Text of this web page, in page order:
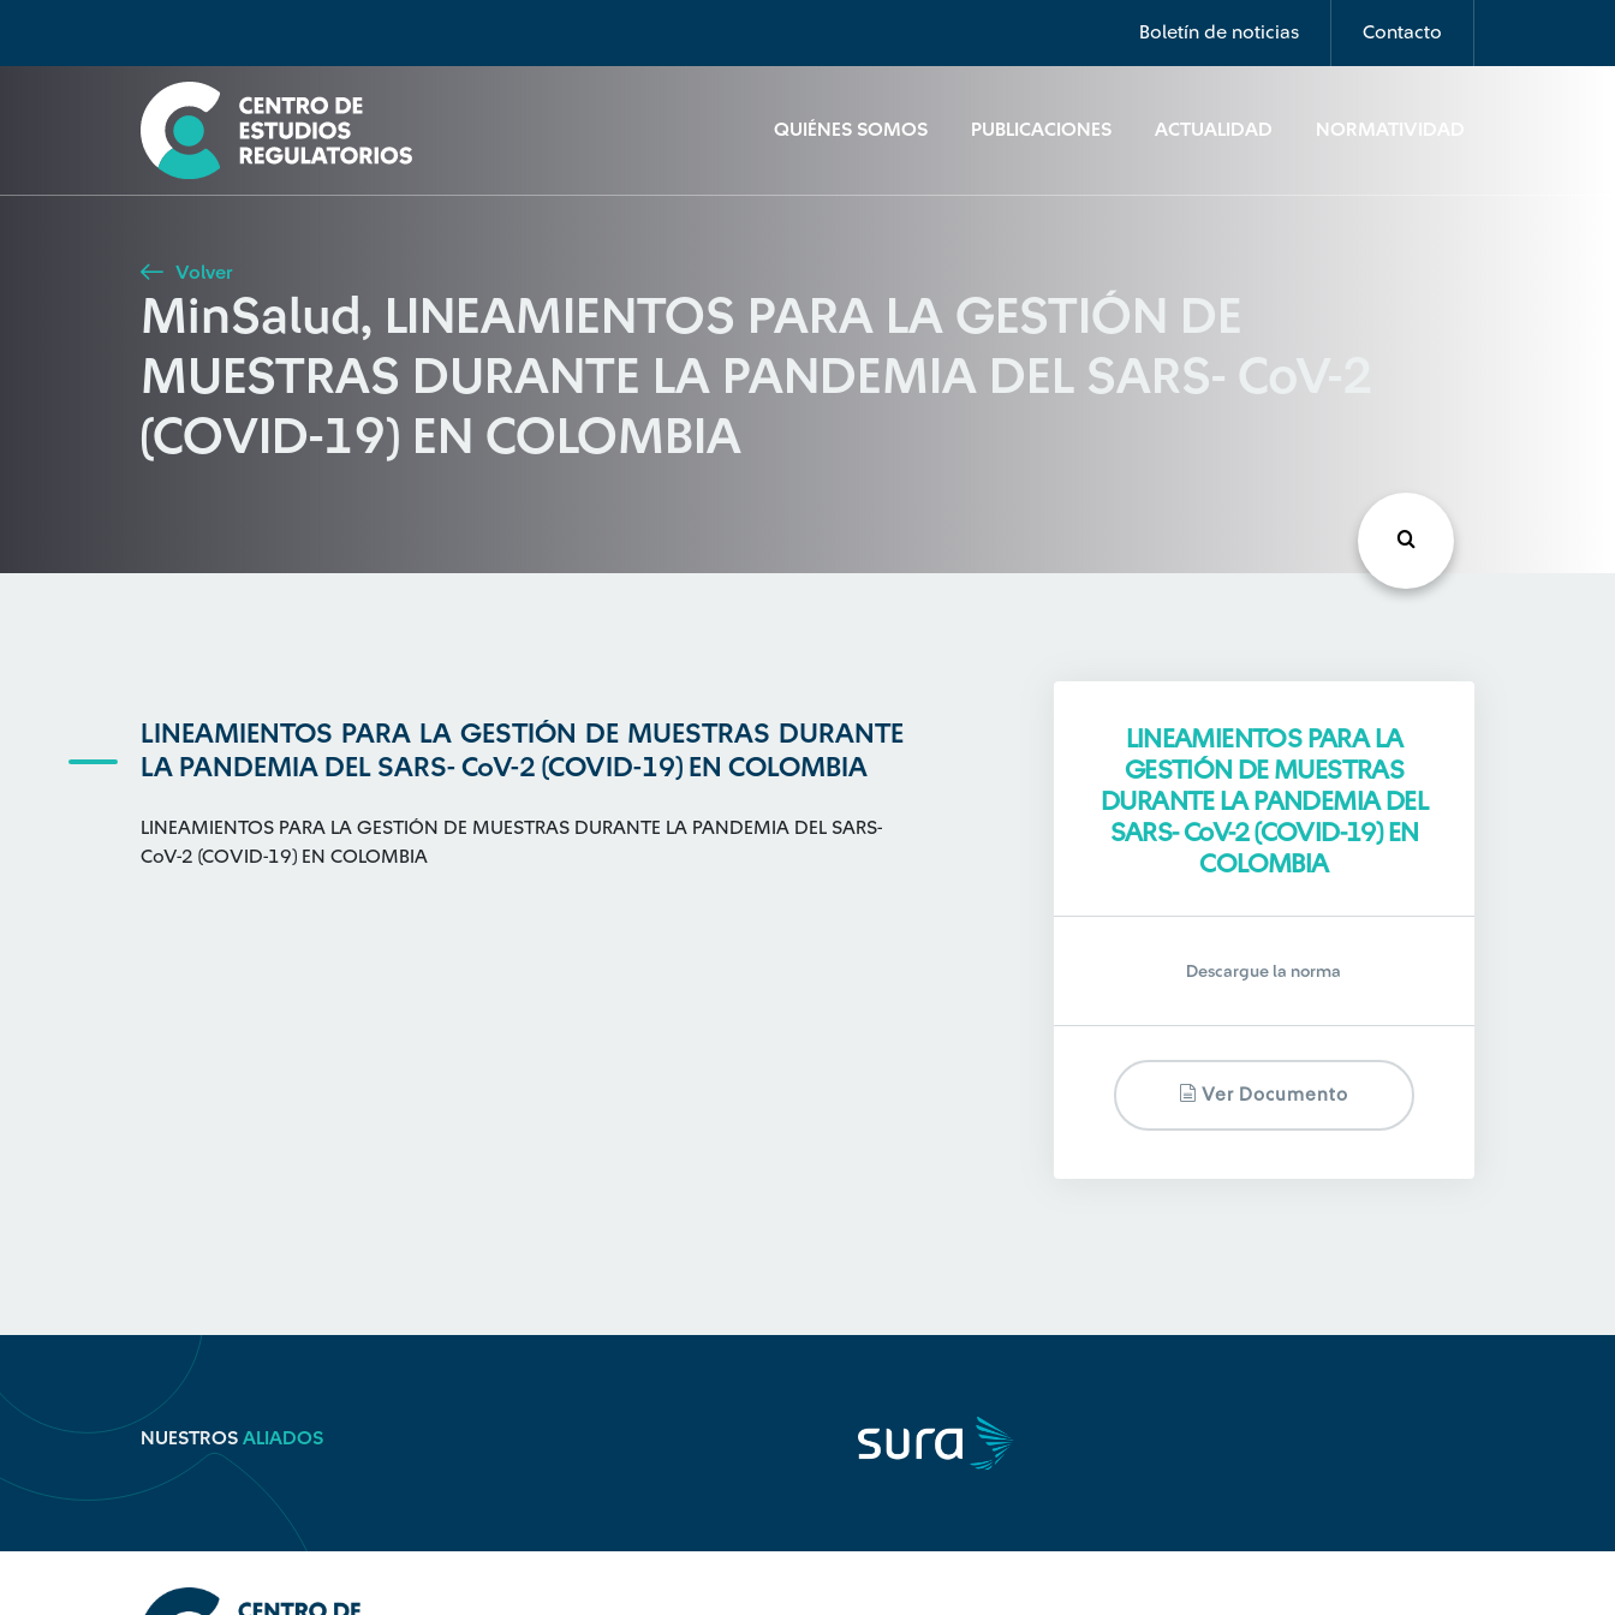
Boletín de noticias Contacto
QUIÉNES SOMOS PUBLICACIONES ACTUALIDAD NORMATIVIDAD
Seleccione país
Buscar
Volver
MinSalud, LINEAMIENTOS PARA LA GESTIÓN DE
MUESTRAS DURANTE LA PANDEMIA DEL SARS- CoV-2
(COVID-19) EN COLOMBIA
LINEAMIENTOS PARA LA GESTIÓN DE MUESTRAS DURANTE
LA PANDEMIA DEL SARS- CoV-2 (COVID-19) EN COLOMBIA
LINEAMIENTOS PARA LA GESTIÓN DE MUESTRAS DURANTE LA PANDEMIA DEL SARS-
CoV-2 (COVID-19) EN COLOMBIA
LINEAMIENTOS PARA LA
GESTIÓN DE MUESTRAS
DURANTE LA PANDEMIA DEL
SARS- CoV-2 (COVID-19) EN
COLOMBIA
Descargue la norma
Ver Documento
NUESTROS ALIADOS